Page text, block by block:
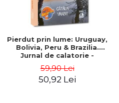
Pierdut prin lume: Uruguay,
Bolivia, Peru & Brazilia.
Jurnal de calatorie -
59,90 Lei
50,92 Lei